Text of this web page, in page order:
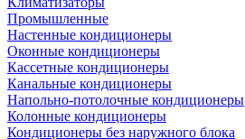
Промышленные
Настенные кондиционеры
Оконные кондиционеры
Кассетные кондиционеры
Канальные кондиционеры
Напольно-потолочные кондиционеры
Колонные кондиционеры
Кондиционеры без наружного блока